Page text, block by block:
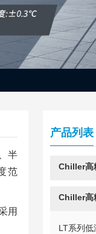
半
范
用
产品列表
Chiller高
Chiller高
LT系列